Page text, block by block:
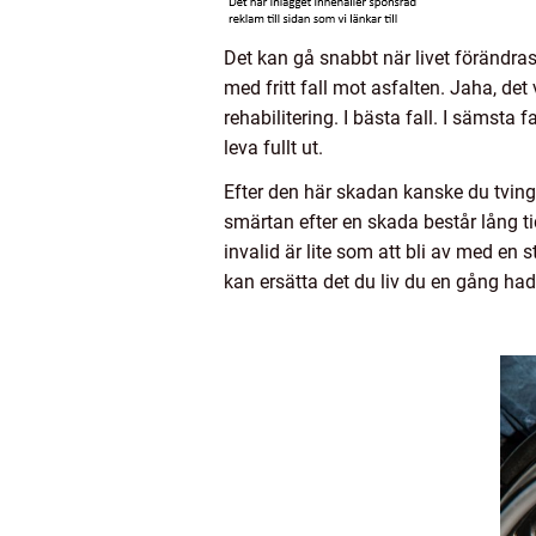
Det kan gå snabbt när livet
med fritt fall mot asfalten. Jaha, det
rehabilitering. I bästa fall. I sämsta
leva fullt ut.
Efter den här skadan kanske du
smärtan efter en skada består lång
invalid är lite som att bli av med en
kan ersätta det du liv du en gång